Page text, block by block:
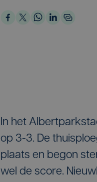
In het
op 3-3. De
plaats en begon
wel de score.